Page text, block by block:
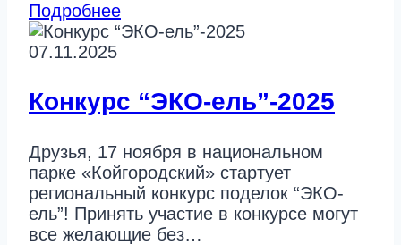
Подробнее
07.11.2025
Конкурс “ЭКО-ель”-2025
Друзья, 17 ноября в национальном
парке «Койгородский» стартует
региональный конкурс поделок “ЭКО-
ель”! Принять участие в конкурсе могут
все желающие без…